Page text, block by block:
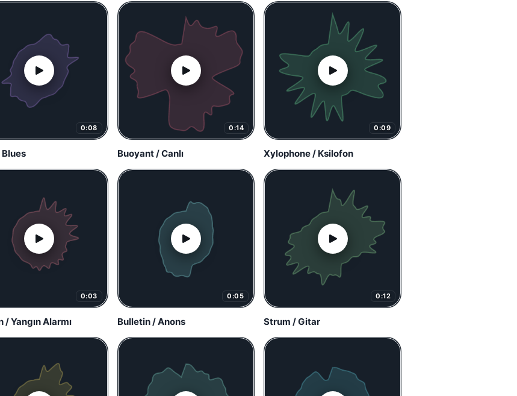
0:08
Blues
0:14
Buoyant / Canlı
0:09
Xylophone / Ksilofon
0:03
/ Yangın Alarmı
0:05
Bulletin / Anons
0:12
Strum / Gitar